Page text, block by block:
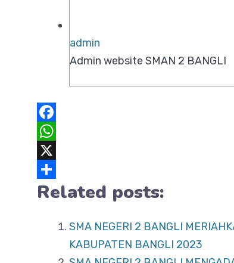
admin
Admin website SMAN 2 BANGLI
F
a
c
e
W
h
a
X
S
Related posts:
SMA NEGERI 2 BANGLI
KABUPATEN BANGLI 2023